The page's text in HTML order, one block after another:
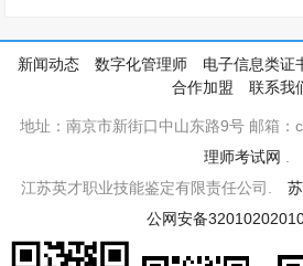
新闻动态 数字化管理师 电子信息类证
合作加盟
联系我
地址：南京市新街口中山东路9号 邮箱
理师考试网
江苏英才职业技能鉴定有限责任公司.
公网安备